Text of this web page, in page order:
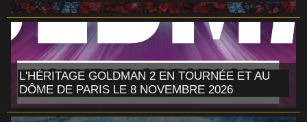
L'HÉRITAGE GOLDMAN 2 EN TOURNÉE ET AU
DÔME DE PARIS LE 8 NOVEMBRE 2026